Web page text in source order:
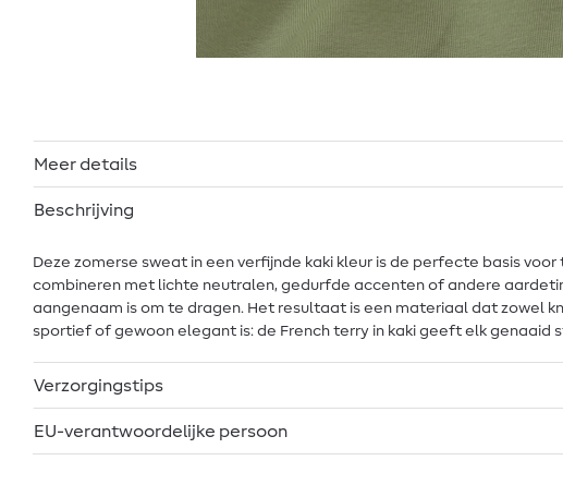
Meer details
Beschrijving
Deze zomerse sweat in een verfijnde kaki kleur is de perfecte basis
combineren met lichte neutralen, gedurfde accenten of andere
aangenaam is om te dragen. Het resultaat is een materiaal dat zowel
sportief of gewoon elegant is: de French terry in kaki geeft elk
Verzorgingstips
EU-verantwoordelijke persoon